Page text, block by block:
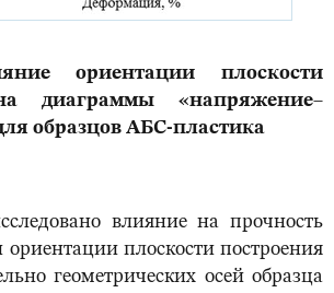
ориентации плоскости
диаграммы «напряжение–
образцов АБС-пластика
влияние на прочность
плоскости построения
геометрических осей образца